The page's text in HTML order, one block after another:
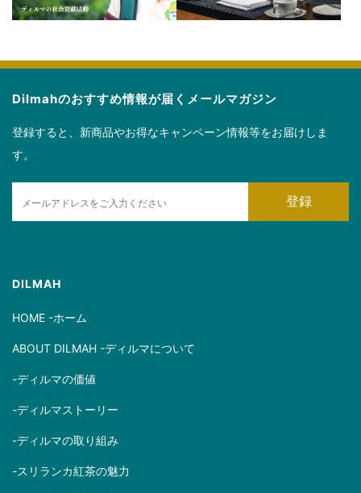
Dilmahのおすすめ情報が届くメールマガジン
登録すると、新商品やお得なキャンペーン情報等をお届けしま
す。
l
登録
DILMAH
HOME -ホーム
ABOUT DILMAH -ディルマについて
-ディルマの価値
-ディルマストーリー
-ディルマの取り組み
-スリランカ紅茶の魅力